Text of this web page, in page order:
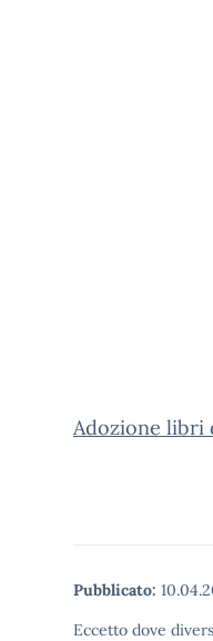
Adozione libri
Pubblicato:
Eccetto dove